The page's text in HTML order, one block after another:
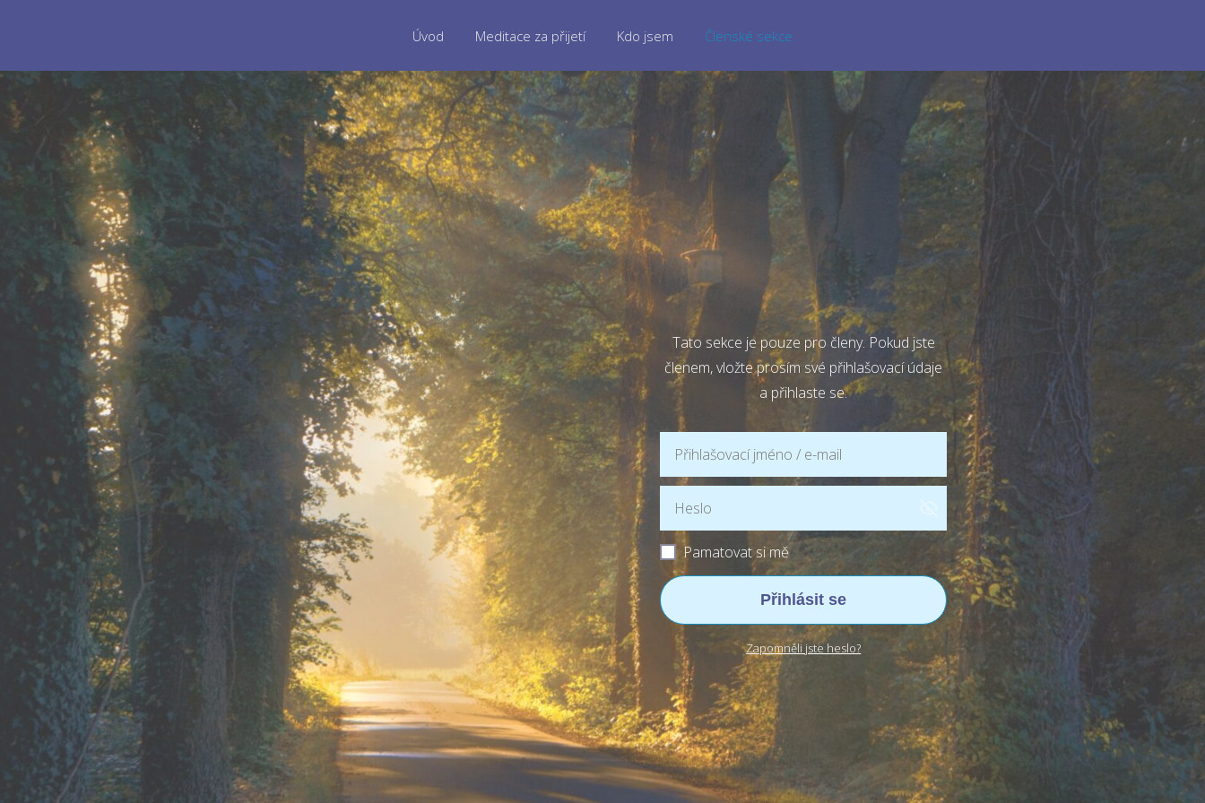
Úvod Meditace za přijetí Kdo jsem Členské sekce
Tato sekce je pouze pro členy. Pokud jste
členem, vložte prosím své přihlašovací údaje
a přihlaste se.
Pamatovat si mě
Přihlásit se
Zapomněli jste heslo?